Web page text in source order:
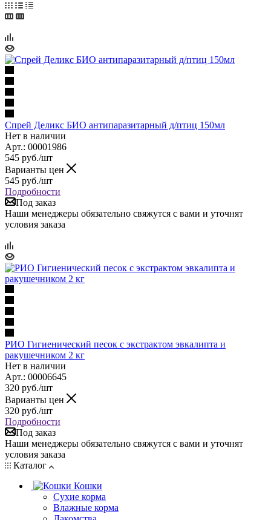
Спрей Деликс БИО антипаразитарный д/птиц 150мл
Нет в наличии
Арт.: 00001986
545 руб./шт
Варианты цен
545 руб./шт
Подробности
Под заказ
Наши менеджеры обязательно свяжутся с вами и уточнят
условия заказа
РИО Гигиенический песок с экстрактом эвкалипта и
ракушечником 2 кг
Нет в наличии
Арт.: 00006645
320 руб./шт
Варианты цен
320 руб./шт
Подробности
Под заказ
Наши менеджеры обязательно свяжутся с вами и уточнят
условия заказа
Каталог
Кошки
Сухие корма
Влажные корма